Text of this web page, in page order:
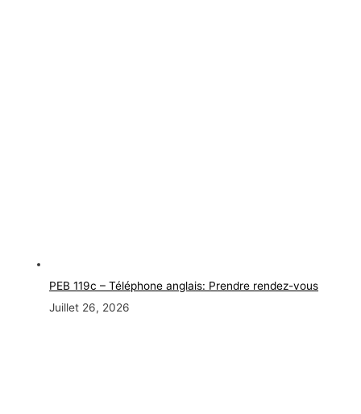
PEB 119c – Téléphone anglais: Prendre rendez-vous
Juillet 26, 2026